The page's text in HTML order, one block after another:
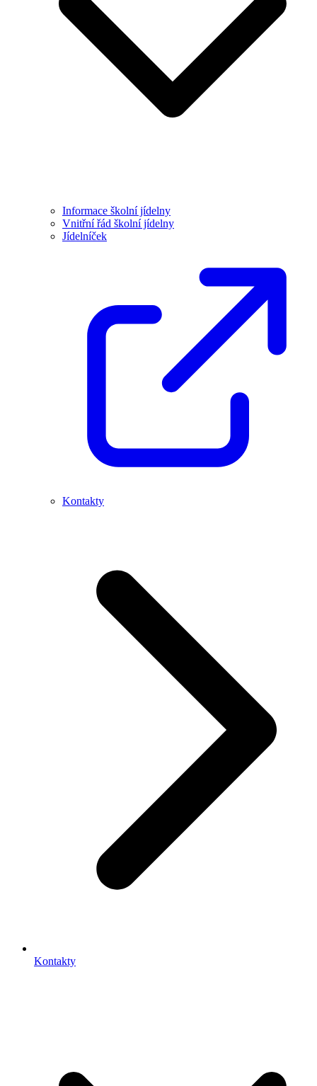
Informace školní jídelny
Vnitřní řád školní jídelny
Jídelníček
Kontakty
Kontakty